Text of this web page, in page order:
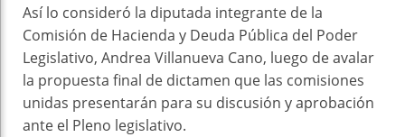
Así lo consideró la diputada integrante de la
Comisión de Hacienda y Deuda Pública del Poder
Legislativo, Andrea Villanueva Cano, luego de avalar
la propuesta final de dictamen que las comisiones
unidas presentarán para su discusión y aprobación
ante el Pleno legislativo.